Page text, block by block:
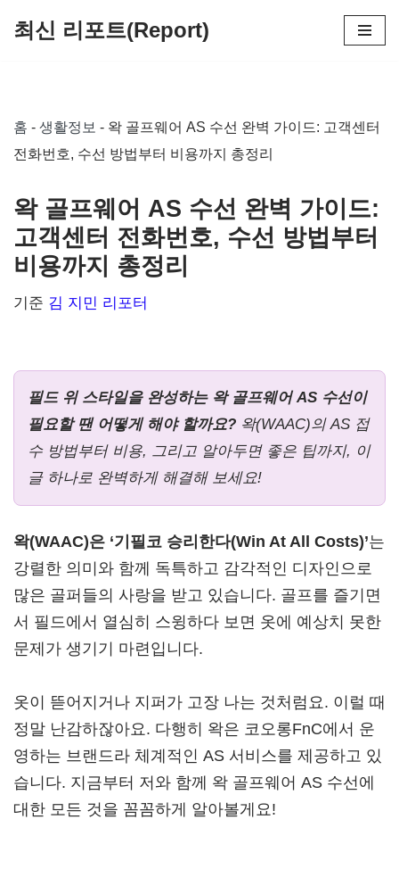
로
건
뛰
기
최신 리포트(Report)
홈 - 생활정보 - 왁 골프웨어 AS 수선 완벽 가이드: 고객센터
전화번호, 수선 방법부터 비용까지 총정리
왁 골프웨어 AS 수선 완벽 가이드:
고객센터 전화번호, 수선 방법부터
비용까지 총정리
기준 김 지민 리포터
필드 위 스타일을 완성하는 왁 골프웨어 AS 수선이
필요할 땐 어떻게 해야 할까요? 왁(WAAC)의 AS 접
수 방법부터 비용, 그리고 알아두면 좋은 팁까지, 이
글 하나로 완벽하게 해결해 보세요!
왁(WAAC)은 ‘기필코 승리한다(Win At All Costs)’는
강렬한 의미와 함께 독특하고 감각적인 디자인으로
많은 골퍼들의 사랑을 받고 있습니다. 골프를 즐기면
서 필드에서 열심히 스윙하다 보면 옷에 예상치 못한
문제가 생기기 마련입니다.
옷이 뜯어지거나 지퍼가 고장 나는 것처럼요. 이럴 때
정말 난감하잖아요. 다행히 왁은 코오롱FnC에서 운
영하는 브랜드라 체계적인 AS 서비스를 제공하고 있
습니다. 지금부터 저와 함께 왁 골프웨어 AS 수선에
대한 모든 것을 꼼꼼하게 알아볼게요!